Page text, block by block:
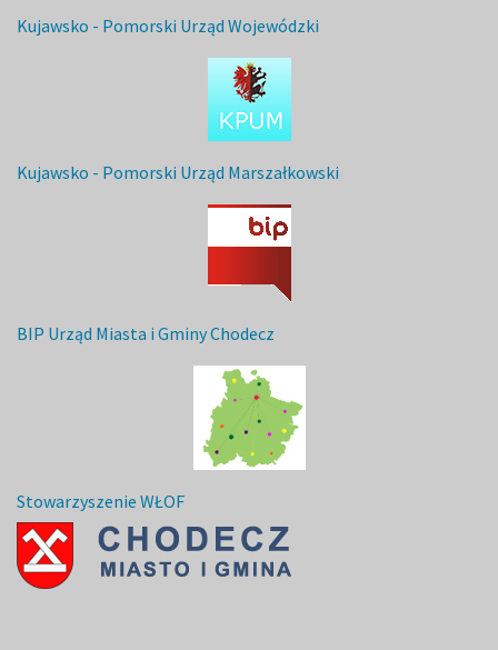
Kujawsko - Pomorski Urząd Wojewódzki
Kujawsko - Pomorski Urząd Marszałkowski
BIP Urząd Miasta i Gminy Chodecz
Stowarzyszenie WŁOF